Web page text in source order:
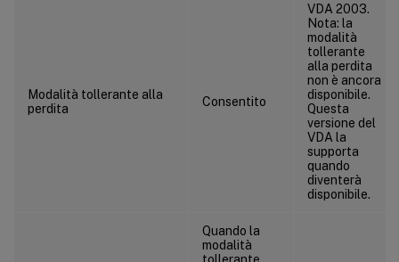
Modalità tollerante alla
perdita
Consentito
VDA 2003.
Nota: la
modalità
tollerante
alla perdita
non è ancora
disponibile.
Questa
versione del
VDA la
supporta
quando
diventerà
disponibile.
Quando la
modalità
tollerante
Gestione profili/Reindirizzamento cartelle/AppData(Roaming)
Gestione profili/Reindirizzamento cartelle/Preferiti